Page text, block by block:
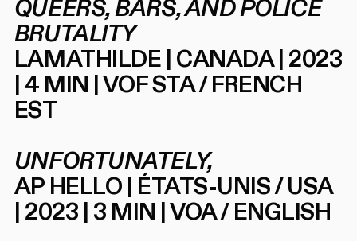
QUEERS, BARS, AND POLICE
BRUTALITY
LAMATHILDE | CANADA | 2023
| 4 MIN | VOF STA / FRENCH
EST
UNFORTUNATELY,
AP HELLO | ÉTATS-UNIS / USA
| 2023 | 3 MIN | VOA / ENGLISH